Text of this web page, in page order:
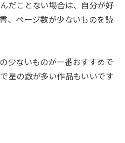
だことない場合は、自分が好
、ページ数が少ないものを読
少ないものが一番おすすめで
星の数が多い作品もいいです